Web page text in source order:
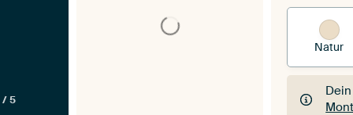
Natur
/ 5